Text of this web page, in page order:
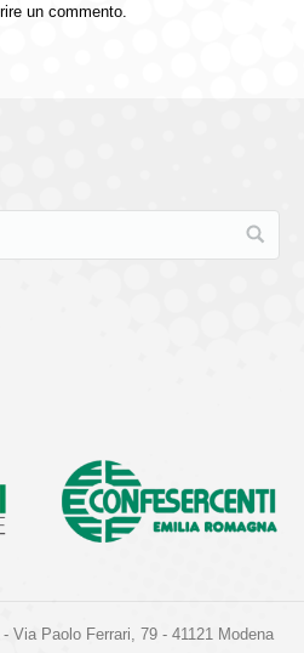
un commento.
Via Paolo Ferrari, 79 - 41121 Modena